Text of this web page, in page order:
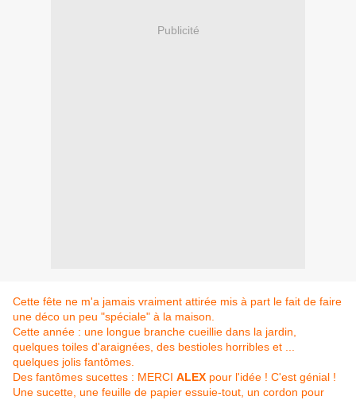
Publicité
Cette fête ne m'a jamais vraiment attirée mis à part le fait de faire
une déco un peu "spéciale" à la maison.
Cette année : une longue branche cueillie dans la jardin,
quelques toiles d'araignées, des bestioles horribles et ...
quelques jolis fantômes.
Des fantômes sucettes : MERCI ALEX pour l'idée ! C'est génial !
Une sucette, une feuille de papier essuie-tout, un cordon pour